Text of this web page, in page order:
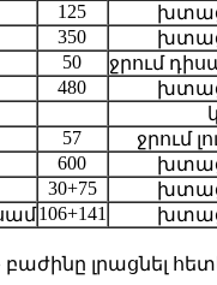
125
350
50
ջրում
480
57
ջրում
600
30+75
106+141
լրացնել